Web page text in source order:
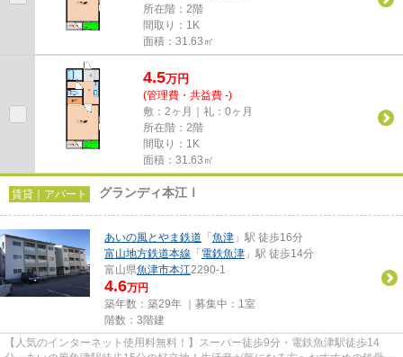
所在階：2階
間取り：1K
面積：31.63㎡
4.5万円
(管理費・共益費 -)
敷：2ヶ月｜礼：0ヶ月
所在階：2階
間取り：1K
面積：31.63㎡
賃貸｜アパート グランディ本江Ⅰ
あいの風とやま鉄道 「 魚津 」駅 徒歩16分
富山地方鉄道本線 「 電鉄魚津 」駅 徒歩14分
富山県魚津市本江2290-1
4.6万円
築年数：築29年 ｜募集中： 1室
階数：3階建
【人気のインターネット使用料無料！】スーパー徒歩9分・電鉄魚津駅徒歩14